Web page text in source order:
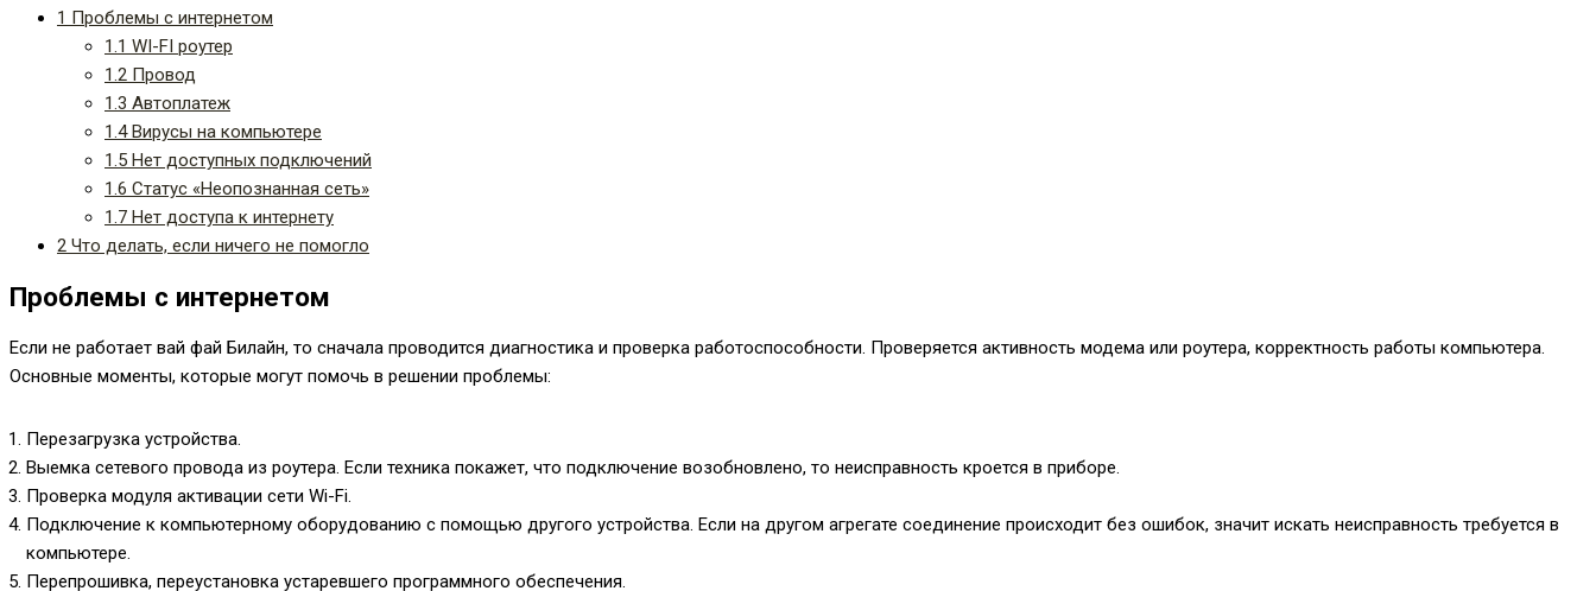
1 Проблемы с интернетом
1.1 WI-FI роутер
1.2 Провод
1.3 Автоплатеж
1.4Вирусы на компьютере
1.5 Нет доступных подключений
1.6 Статус «Неопознанная сеть»
1.7 Нет доступа к интернету
2 Что делать, если ничего не помогло
Проблемы с интернетом
Если не работает вай фай Билайн, то сначала проводится диагностика и проверка работоспособности. Проверяется активность модема или роутера, корректность работы компьютера.
Основные моменты, которые могут помочь в решении проблемы:
Перезагрузка устройства.
Выемка сетевого провода из роутера. Если техника покажет, что подключение возобновлено, то неисправность кроется в приборе.
Проверка модуля активации сети Wi-Fi.
Подключение к компьютерному оборудованию с помощью другого устройства. Если на другом агрегате соединение происходит без ошибок, значит искать неисправность требуется в
компьютере.
Перепрошивка, переустановка устаревшего программного обеспечения.